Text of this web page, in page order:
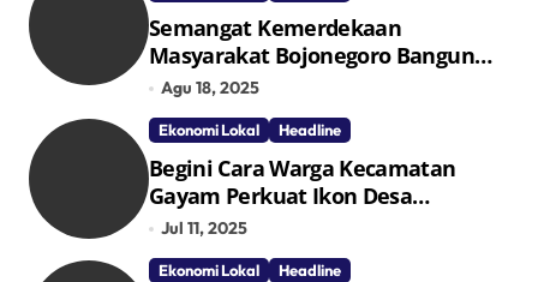
Semangat Kemerdekaan
Masyarakat Bojonegoro Bangun
Desa Mandiri Ekonomi
Agu 18, 2025
Ekonomi Lokal Headline
Begini Cara Warga Kecamatan
Gayam Perkuat Ikon Desa
Penggerak Ekonomi Lokal Melalui
TPID
Jul 11, 2025
Ekonomi Lokal Headline